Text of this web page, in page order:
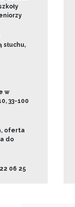
słuchu,
w
33-100
oferta
do
06 25